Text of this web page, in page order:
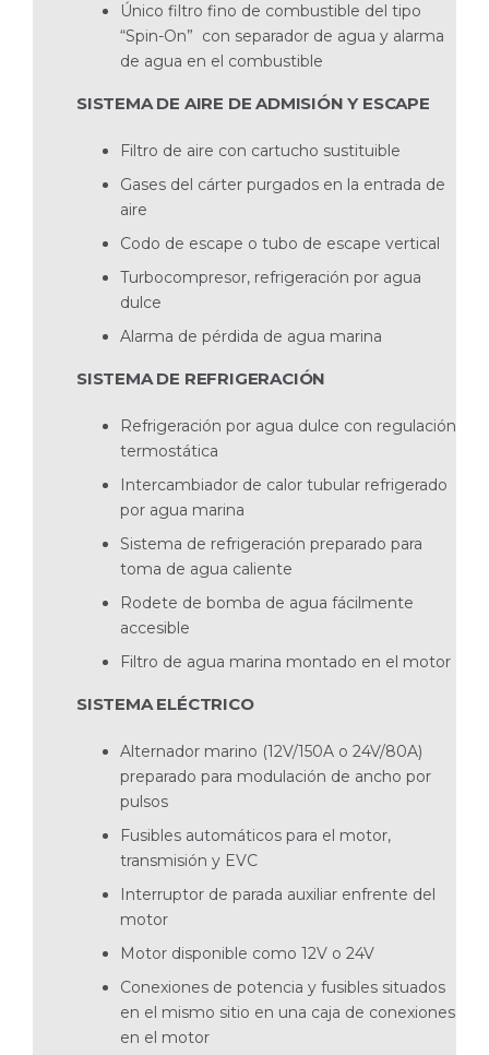
Único filtro fino de combustible del tipo
“Spin-On” con separador de agua y alarma
de agua en el combustible
SISTEMA DE AIRE DE ADMISIÓN Y ESCAPE
Filtro de aire con cartucho sustituible
Gases del cárter purgados en la entrada de
aire
Codo de escape o tubo de escape vertical
Turbocompresor, refrigeración por agua
dulce
Alarma de pérdida de agua marina
SISTEMA DE REFRIGERACIÓN
Refrigeración por agua dulce con regulación
termostática
Intercambiador de calor tubular refrigerado
por agua marina
Sistema de refrigeración preparado para
toma de agua caliente
Rodete de bomba de agua fácilmente
accesible
Filtro de agua marina montado en el motor
SISTEMA ELÉCTRICO
Alternador marino (12V/150A o 24V/80A)
preparado para modulación de ancho por
pulsos
Fusibles automáticos para el motor,
transmisión y EVC
Interruptor de parada auxiliar enfrente del
motor
Motor disponible como 12V o 24V
Conexiones de potencia y fusibles situados
en el mismo sitio en una caja de conexiones
en el motor